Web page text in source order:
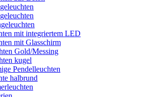
mit integriertem LED
mit Glasschirm
Gold/Messing
kugel
Pendelleuchten
halbrund